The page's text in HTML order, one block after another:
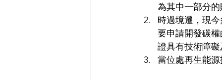
為其中一部分
時過境遷，現
要申請開發碳
證具有技術障
當位處再生能